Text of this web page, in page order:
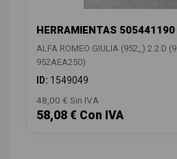
HERRAMIENTAS 505441190
ALFA ROMEO GIULIA (952_) 2.2 D
952AEA250)
ID: 1549049
48,00 € Sin IVA
58,08 € Con IVA